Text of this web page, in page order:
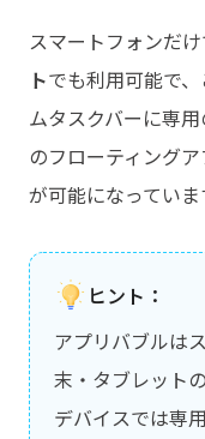
スマートフォンだけ
トでも利用可能で
ムタスクバーに専
のフローティング
が可能になっていま
ヒント：
アプリバブルは
末・タブレット
デバイスでは専